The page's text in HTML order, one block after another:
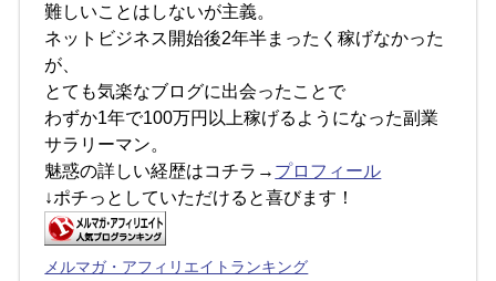
難しいことはしないが主義。
ネットビジネス開始後2年半まったく稼げなかった
が、
とても気楽なブログに出会ったことで
わずか1年で100万円以上稼げるようになった副業
サラリーマン。
魅惑の詳しい経歴はコチラ→ プロフィール
↓ポチっとしていただけると喜びます！
メルマガ・アフィリエイトランキング